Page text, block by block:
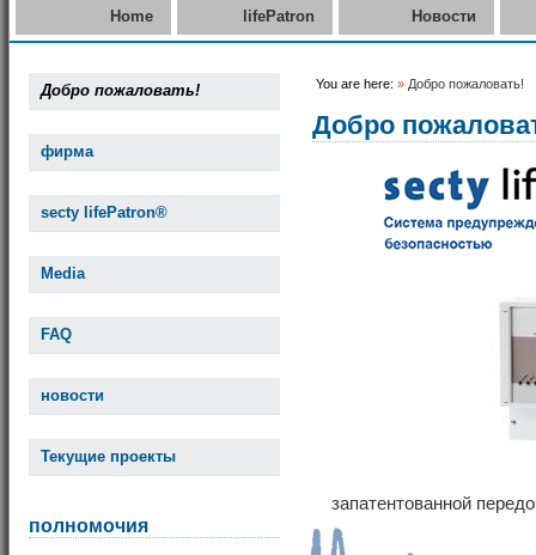
Home lifePatron Новости
Добро пожаловать!
фирма
secty lifePatron®
Media
FAQ
новости
Текущие проекты
полномочия
You are here: » Добро пожаловать!
Добро
запатентованной